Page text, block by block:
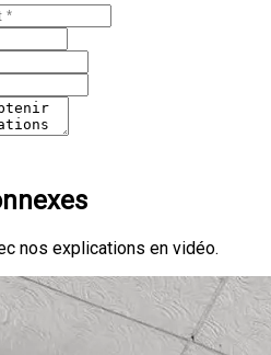
nos explications en vidéo.